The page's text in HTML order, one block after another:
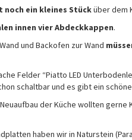
noch ein kleines Stücküber dem
innen vier Abdeckkappen.
und Backofen zur Wand
Felder “Piatto LED
schaltbar und es gibt ein
der Küche wollten
haben wir in Naturstein